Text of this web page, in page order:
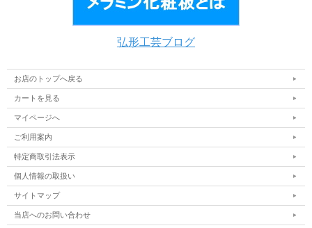
弘形工芸ブログ
お店のトップへ戻る
カートを見る
マイページへ
ご利用案内
特定商取引法表示
個人情報の取扱い
サイトマップ
当店へのお問い合わせ